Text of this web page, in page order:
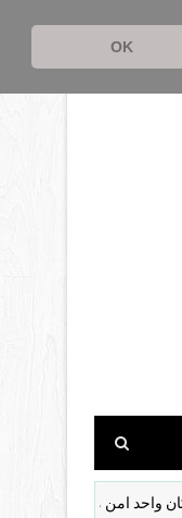
OK
مشفر لا داعي لكتابة